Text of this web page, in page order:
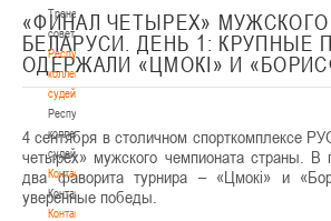
Тренерский
совет
Республиканская
коллегия
судей
Республиканская
коллегия
судей
Контакты
Контакты
Контакты
«ФИНАЛ ЧЕТЫРЕХ»
БЕЛАРУСИ. ДЕНЬ 1: КРУПНЫЕ
ОДЕРЖАЛИ «ЦМОКІ» И
4 сентября в столичном спорткомплексе
четырех» мужского чемпионата страны. В
два фаворита турнира – «Цмокі» и
уверенные победы.